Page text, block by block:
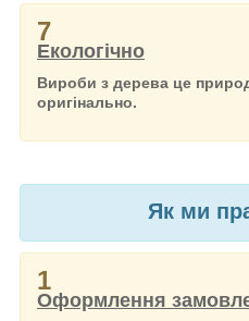
7
Екологічно
Вироби з дерева це
оригінально.
Як ми
1
Оформлення